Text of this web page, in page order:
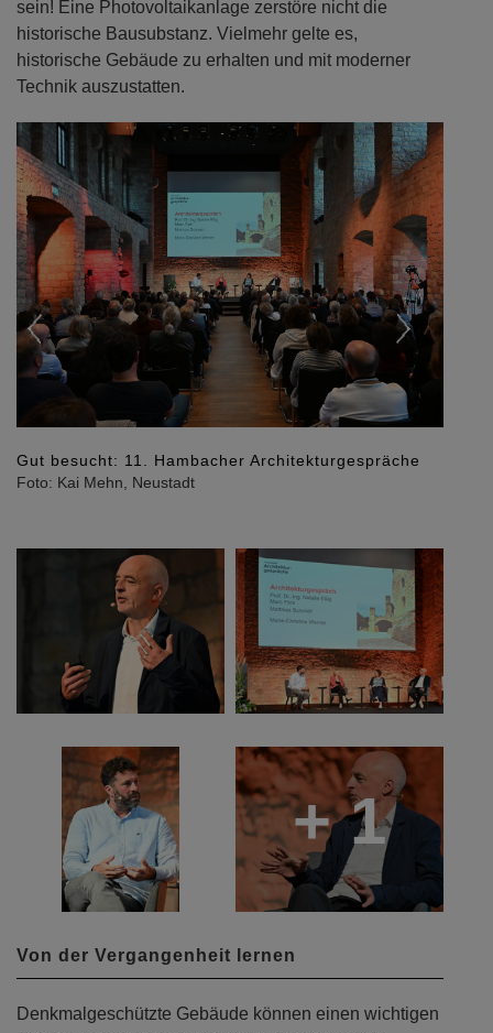
sein! Eine Photovoltaikanlage zerstöre nicht die
historische Bausubstanz. Vielmehr gelte es,
historische Gebäude zu erhalten und mit moderner
Technik auszustatten.
Gut besucht: 11. Hambacher Architekturgespräche
Foto: Kai Mehn, Neustadt
Previous Next
+ 1
Von der Vergangenheit lernen
Denkmalgeschützte Gebäude können einen wichtigen